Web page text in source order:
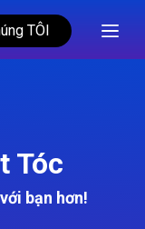
TÔI
Tóc
bạn hơn!